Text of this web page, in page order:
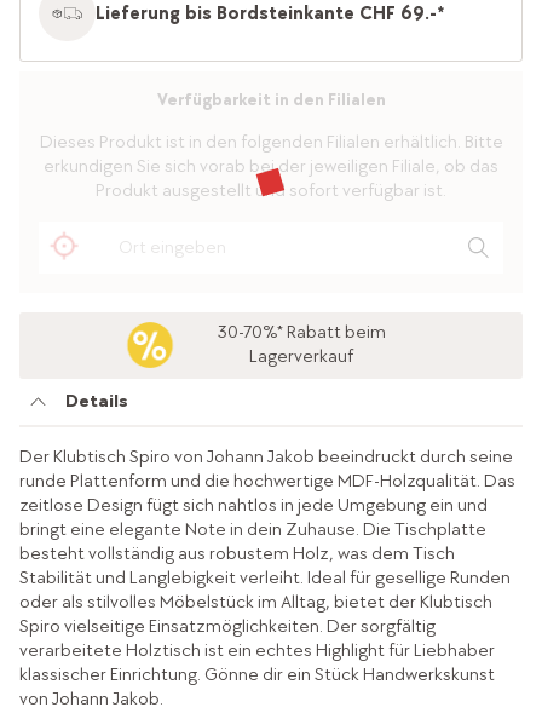
Lieferung bis Bordsteinkante CHF 69.-*
Verfügbarkeit in den Filialen
Dieses Produkt ist in den folgenden Filialen erhältlich. Bitte
erkundigen Sie sich vorab bei der jeweiligen Filiale, ob das
Produkt ausgestellt und sofort verfügbar ist.
30-70%* Rabatt beim
Lagerverkauf
Details
Der Klubtisch Spiro von Johann Jakob beeindruckt durch seine
runde Plattenform und die hochwertige MDF-Holzqualität. Das
zeitlose Design fügt sich nahtlos in jede Umgebung ein und
bringt eine elegante Note in dein Zuhause. Die Tischplatte
besteht vollständig aus robustem Holz, was dem Tisch
Stabilität und Langlebigkeit verleiht. Ideal für gesellige Runden
oder als stilvolles Möbelstück im Alltag, bietet der Klubtisch
Spiro vielseitige Einsatzmöglichkeiten. Der sorgfältig
verarbeitete Holztisch ist ein echtes Highlight für Liebhaber
klassischer Einrichtung. Gönne dir ein Stück Handwerkskunst
von Johann Jakob.